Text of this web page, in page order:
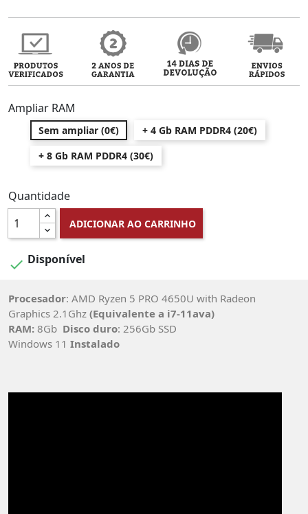
Ampliar RAM
Sem ampliar (0€)
+ 4 Gb RAM PDDR4 (20€)
+ 8 Gb RAM PDDR4 (30€)
Quantidade
ADICIONAR AO CARRINHO
 Disponível
Procesador: AMD Ryzen 5 PRO 4650U with Radeon
Graphics 2.1Ghz (Equivalente a i7-11ava)
RAM: 8Gb Disco duro: 256Gb SSD
Windows 11 Instalado